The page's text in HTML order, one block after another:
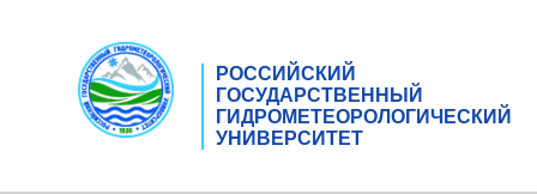
РОССИЙСКИЙ
ГОСУДАРСТВЕННЫЙ
ГИДРОМЕТЕОРОЛОГИЧЕСКИЙ
УНИВЕРСИТЕТ